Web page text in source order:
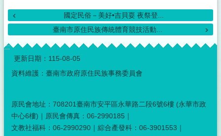
國定民俗－美好•吉貝耍 夜祭登...
臺南市原住民族傳統體育競技活動...
:::
更新日期： 115-08-05
資料維護：臺南市政府原住民族事務委員會
原民會地址：708201臺南市安平區永華路二段6號6樓 (永華市政
中心6樓)｜原民會傳真：06-2990185｜
文教社福科：06-2990290｜綜合產發科：06-3901553｜